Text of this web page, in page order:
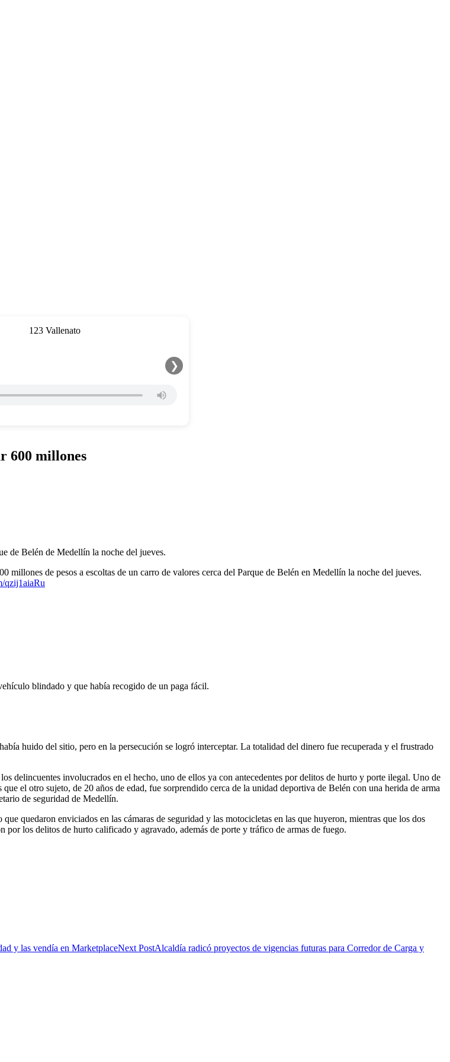
❯
600 millones
de Belén de Medellín la noche del jueves.
millones de pesos a escoltas de un carro de valores cerca del Parque de Belén en Medellín la noche del jueves.
qzij1aiaRu
blindado y que había recogido de un paga fácil.
huido del sitio, pero en la persecución se logró interceptar. La totalidad del dinero fue recuperada y el frustrado
delincuentes involucrados en el hecho, uno de ellos ya con antecedentes por delitos de hurto y porte ilegal. Uno de
el otro sujeto, de 20 años de edad, fue sorprendido cerca de la unidad deportiva de Belén con una herida de arma
de seguridad de Medellín.
quedaron enviciados en las cámaras de seguridad y las motocicletas en las que huyeron, mientras que los dos
los delitos de hurto calificado y agravado, además de porte y tráfico de armas de fuego.
y las vendía en MarketplaceNext PostAlcaldía radicó proyectos de vigencias futuras para Corredor de Carga y